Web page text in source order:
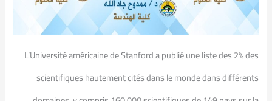
L’Université américaine de Stanford a publié une liste des 2% des
scientifiques hautement cités dans le monde dans différents